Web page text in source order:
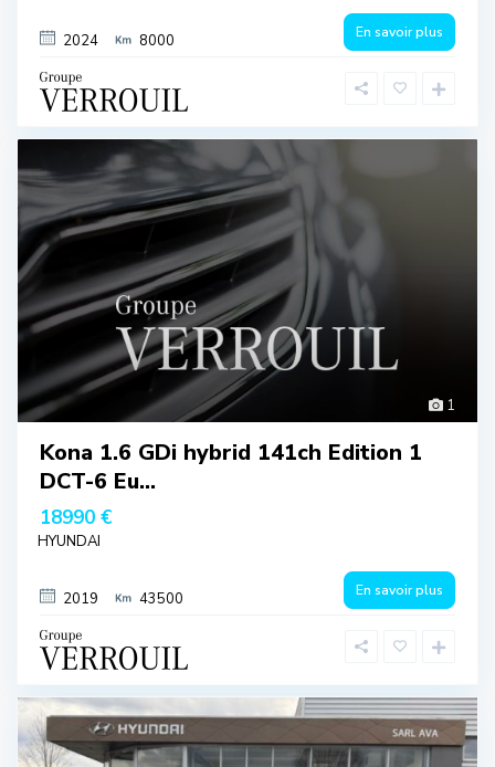
2024 8000 En savoir plus
1
Kona 1.6 GDi hybrid 141ch Edition 1
DCT-6 Eu...
18990 €
HYUNDAI
2019 43500 En savoir plus